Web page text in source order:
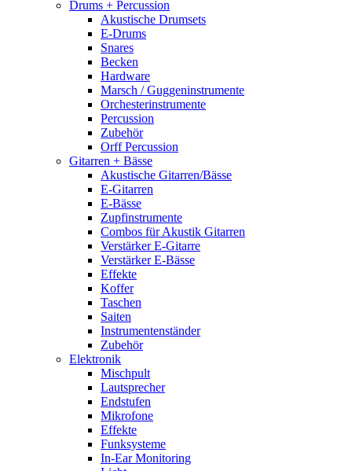
Drums + Percussion
Akustische Drumsets
E-Drums
Snares
Becken
Hardware
Marsch / Guggeninstrumente
Orchesterinstrumente
Percussion
Zubehör
Orff Percussion
Gitarren + Bässe
Akustische Gitarren/Bässe
E-Gitarren
E-Bässe
Zupfinstrumente
Combos für Akustik Gitarren
Verstärker E-Gitarre
Verstärker E-Bässe
Effekte
Koffer
Taschen
Saiten
Instrumentenständer
Zubehör
Elektronik
Mischpult
Lautsprecher
Endstufen
Mikrofone
Effekte
Funksysteme
In-Ear Monitoring